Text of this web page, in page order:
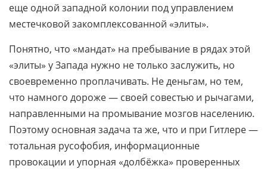
еще одной западной колонии под управлением
местечковой закомплексованной «элиты».
Понятно, что «мандат» на пребывание в рядах этой
«элиты» у Запада нужно не только заслужить, но
своевременно проплачивать. Не деньгам, но тем,
что намного дороже — своей совестью и рычагами,
направленными на промывание мозгов населению.
Поэтому основная задача та же, что и при Гитлере —
тотальная русофобия, информационные
провокации и упорная «долбёжка» проверенных